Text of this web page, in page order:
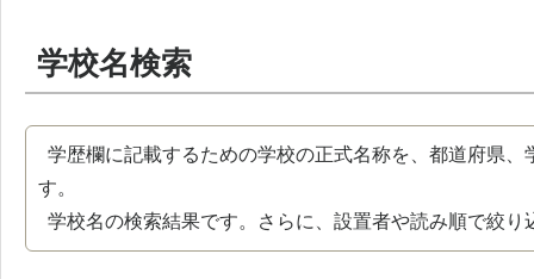
学校名検索
学歴欄に記載するための学校の正式名称を、都道府県
す。
学校名の検索結果です。さらに、設置者や読み順で絞り